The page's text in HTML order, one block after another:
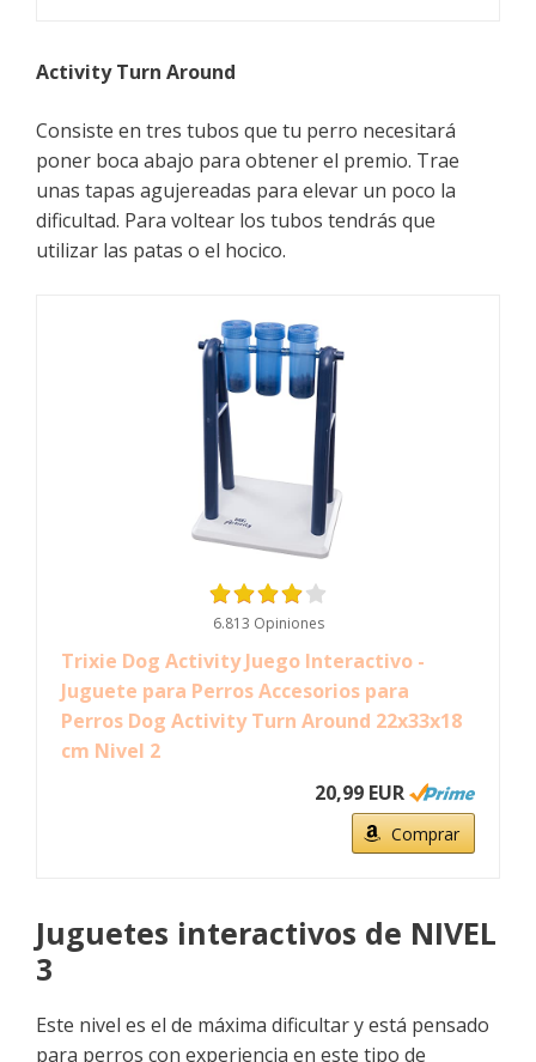
Activity Turn Around
Consiste en tres tubos que tu perro necesitará
poner boca abajo para obtener el premio. Trae
unas tapas agujereadas para elevar un poco la
dificultad. Para voltear los tubos tendrás que
utilizar las patas o el hocico.
6.813 Opiniones
Trixie Dog Activity Juego Interactivo -
Juguete para Perros Accesorios para
Perros Dog Activity Turn Around 22x33x18
cm Nivel 2
20,99 EUR
Comprar
Juguetes interactivos de NIVEL
3
Este nivel es el de máxima dificultar y está pensado
para perros con experiencia en este tipo de